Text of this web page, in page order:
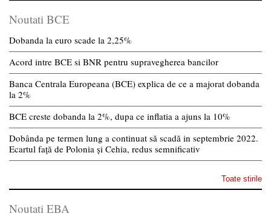
Noutati BCE
Dobanda la euro scade la 2,25%
Acord intre BCE si BNR pentru supravegherea bancilor
Banca Centrala Europeana (BCE) explica de ce a majorat dobanda
la 2%
BCE creste dobanda la 2%, dupa ce inflatia a ajuns la 10%
Dobânda pe termen lung a continuat să scadă in septembrie 2022.
Ecartul față de Polonia și Cehia, redus semnificativ
Toate stirile
Noutati EBA